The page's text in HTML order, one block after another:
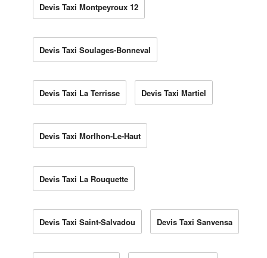
Devis Taxi Montpeyroux 12
Devis Taxi Soulages-Bonneval
Devis Taxi La Terrisse Devis Taxi Martiel
Devis Taxi Morlhon-Le-Haut
Devis Taxi La Rouquette
Devis Taxi Saint-Salvadou Devis Taxi Sanvensa